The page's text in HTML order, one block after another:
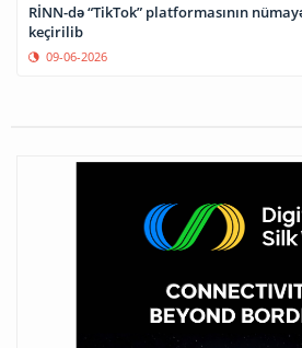
RİNN-də “TikTok” platformasının
keçirilib
09-06-2026